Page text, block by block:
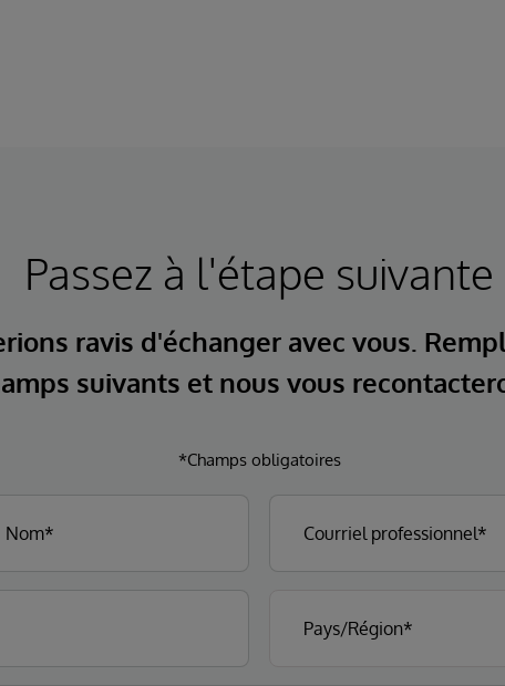
Passez à l'étape suivante
ravis d'échanger avec vous.
suivants et nous vous
*Champs obligatoires